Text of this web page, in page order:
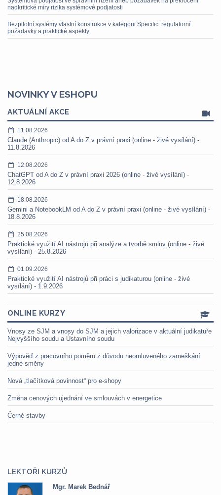
nadkritické míry rizika systémové podjatosti
Bezpilotní systémy vlastní konstrukce v kategorii Specific: regulatorní
požadavky a praktické aspekty
NOVINKY V ESHOPU
AKTUÁLNÍ AKCE
11.08.2026
Claude (Anthropic) od A do Z v právní praxi (online - živé vysílání) -
11.8.2026
12.08.2026
ChatGPT od A do Z v právní praxi 2026 (online - živé vysílání) -
12.8.2026
18.08.2026
Gemini a NotebookLM od A do Z v právní praxi (online - živé vysílání) -
18.8.2026
25.08.2026
Praktické využití AI nástrojů při analýze a tvorbě smluv (online - živé
vysílání) - 25.8.2026
01.09.2026
Praktické využití AI nástrojů při práci s judikaturou (online - živé
vysílání) - 1.9.2026
ONLINE KURZY
Vnosy ze SJM a vnosy do SJM a jejich valorizace v aktuální judikatuře
Nejvyššího soudu a Ústavního soudu
Výpověď z pracovního poměru z důvodu neomluveného zameškání
jedné směny
Nová „tlačítková povinnost“ pro e-shopy
Změna cenových ujednání ve smlouvách v energetice
Černé stavby
LEKTOŘI KURZŮ
Mgr. Veronika Pázmányová